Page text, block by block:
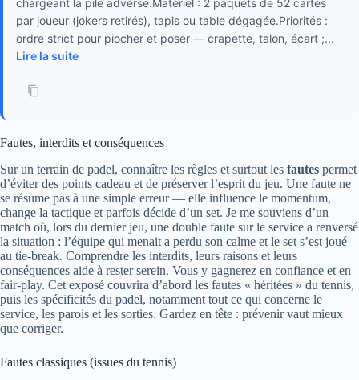
chargeant la pile adverse.Matériel : 2 paquets de 52 cartes
par joueur (jokers retirés), tapis ou table dégagée.Priorités :
ordre strict pour piocher et poser — crapette, talon, écart ;...
Lire la suite
Fautes, interdits et conséquences
Sur un terrain de padel, connaître les règles et surtout les fautes permet
d’éviter des points cadeau et de préserver l’esprit du jeu. Une faute ne
se résume pas à une simple erreur — elle influence le momentum,
change la tactique et parfois décide d’un set. Je me souviens d’un
match où, lors du dernier jeu, une double faute sur le service a renversé
la situation : l’équipe qui menait a perdu son calme et le set s’est joué
au tie-break. Comprendre les interdits, leurs raisons et leurs
conséquences aide à rester serein. Vous y gagnerez en confiance et en
fair-play. Cet exposé couvrira d’abord les fautes « héritées » du tennis,
puis les spécificités du padel, notamment tout ce qui concerne le
service, les parois et les sorties. Gardez en tête : prévenir vaut mieux
que corriger.
Fautes classiques (issues du tennis)